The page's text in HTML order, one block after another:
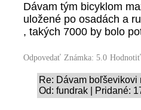
Dávam tým bicyklom
uložené po osadách a
, takých 7000 by bolo
Odpovedať Známka: 5.0
Re: Dávam boľševikovi
Od: fundrak | Pridané: